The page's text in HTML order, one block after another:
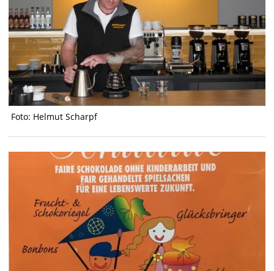
Foto: Helmut Scharpf